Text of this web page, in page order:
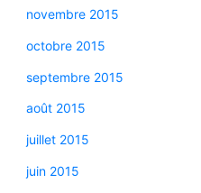
novembre 2015
octobre 2015
septembre 2015
août 2015
juillet 2015
juin 2015